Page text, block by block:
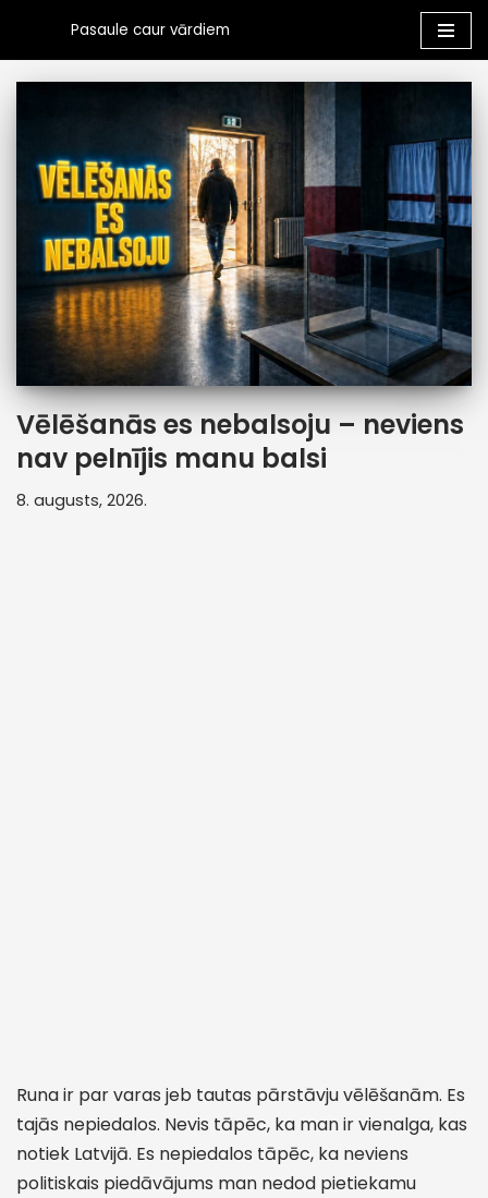
Skip
to
Pasaule caur vārdiem
Vēlēšanās es nebalsoju – neviens
nav pelnījis manu balsi
8. augusts, 2026.
Runa ir par varas jeb tautas pārstāvju vēlēšanām. Es
tajās nepiedalos. Nevis tāpēc, ka man ir vienalga, kas
notiek Latvijā. Es nepiedalos tāpēc, ka neviens
politiskais piedāvājums man nedod pietiekamu